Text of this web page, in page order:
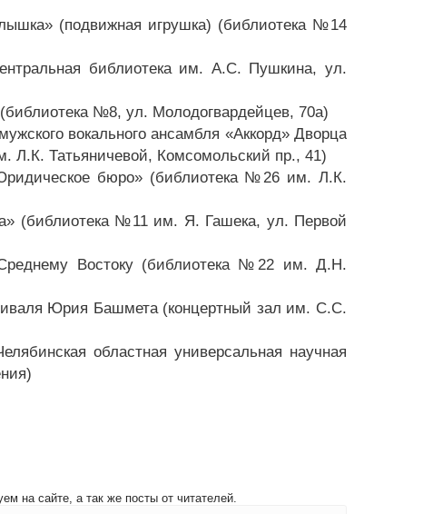
(подвижная игрушка) (библиотека №14
библиотека им. А.С. Пушкина, ул.
№8, ул. Молодогвардейцев, 70а)
вокального ансамбля «Аккорд» Дворца
Л.К. Татьяничевой, Комсомольский пр., 41)
бюро» (библиотека №26 им. Л.К.
(библиотека №11 им. Я. Гашека, ул. Первой
Востоку (библиотека №22 им. Д.Н.
Юрия Башмета (концертный зал им. С.С.
областная универсальная научная
на сайте, а так же посты от читателей.